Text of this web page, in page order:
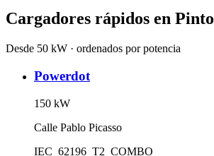
Cargadores rápidos en Pinto
Desde 50 kW · ordenados por potencia
Powerdot
150 kW
Calle Pablo Picasso
IEC_62196_T2_COMBO